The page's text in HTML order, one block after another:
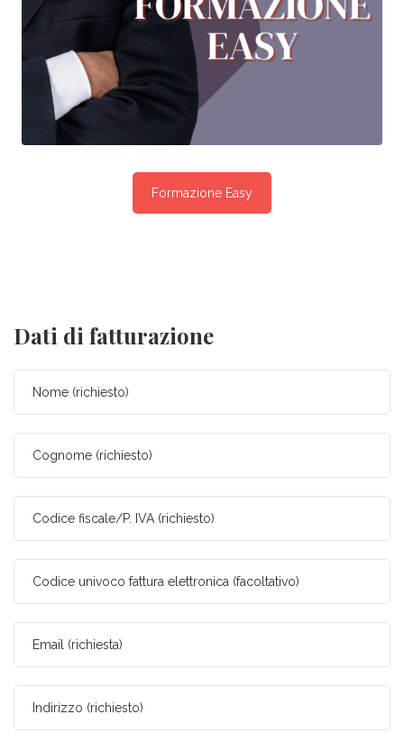
Formazione Easy
Dati di fatturazione